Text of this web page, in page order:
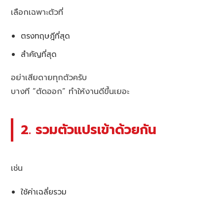
เลือกเฉพาะตัวที่
ตรงทฤษฎีที่สุด
สำคัญที่สุด
อย่าเสียดายทุกตัวครับ
บางที “ตัดออก” ทำให้งานดีขึ้นเยอะ
2. รวมตัวแปรเข้าด้วยกัน
เช่น
ใช้ค่าเฉลี่ยรวม